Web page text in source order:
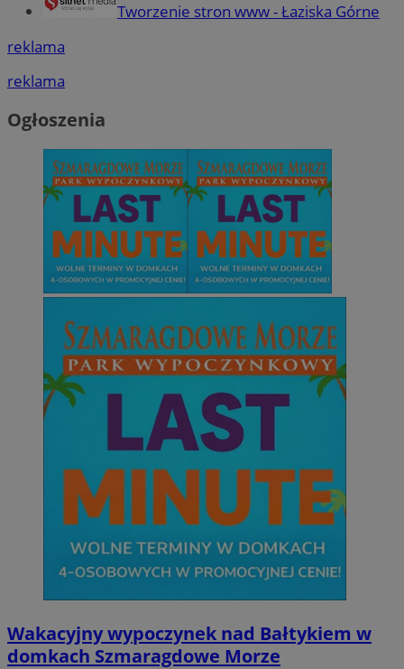
Tworzenie stron www - Łaziska Górne
reklama
reklama
Ogłoszenia
Wakacyjny wypoczynek nad Bałtykiem w
domkach Szmaragdowe Morze